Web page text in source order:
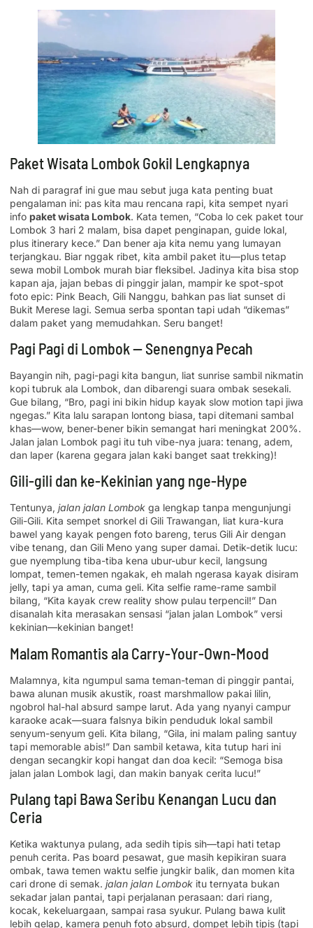
Paket Wisata Lombok Gokil Lengkapnya
Nah di paragraf ini gue mau sebut juga kata penting buat
pengalaman ini: pas kita mau rencana rapi, kita sempet nyari
info paket wisata Lombok. Kata temen, “Coba lo cek paket tour
Lombok 3 hari 2 malam, bisa dapet penginapan, guide lokal,
plus itinerary kece.” Dan bener aja kita nemu yang lumayan
terjangkau. Biar nggak ribet, kita ambil paket itu—plus tetap
sewa mobil Lombok murah biar fleksibel. Jadinya kita bisa stop
kapan aja, jajan bebas di pinggir jalan, mampir ke spot-spot
foto epic: Pink Beach, Gili Nanggu, bahkan pas liat sunset di
Bukit Merese lagi. Semua serba spontan tapi udah “dikemas”
dalam paket yang memudahkan. Seru banget!
Pagi Pagi di Lombok — Senengnya Pecah
Bayangin nih, pagi-pagi kita bangun, liat sunrise sambil nikmatin
kopi tubruk ala Lombok, dan dibarengi suara ombak sesekali.
Gue bilang, “Bro, pagi ini bikin hidup kayak slow motion tapi jiwa
ngegas.” Kita lalu sarapan lontong biasa, tapi ditemani sambal
khas—wow, bener-bener bikin semangat hari meningkat 200%.
Jalan jalan Lombok pagi itu tuh vibe-nya juara: tenang, adem,
dan laper (karena gegara jalan kaki banget saat trekking)!
Gili-gili dan ke-Kekinian yang nge-Hype
Tentunya, jalan jalan Lombok ga lengkap tanpa mengunjungi
Gili-Gili. Kita sempet snorkel di Gili Trawangan, liat kura-kura
bawel yang kayak pengen foto bareng, terus Gili Air dengan
vibe tenang, dan Gili Meno yang super damai. Detik-detik lucu:
gue nyemplung tiba-tiba kena ubur-ubur kecil, langsung
lompat, temen-temen ngakak, eh malah ngerasa kayak disiram
jelly, tapi ya aman, cuma geli. Kita selfie rame-rame sambil
bilang, “Kita kayak crew reality show pulau terpencil!” Dan
disanalah kita merasakan sensasi “jalan jalan Lombok” versi
kekinian—kekinian banget!
Malam Romantis ala Carry-Your-Own-Mood
Malamnya, kita ngumpul sama teman-teman di pinggir pantai,
bawa alunan musik akustik, roast marshmallow pakai lilin,
ngobrol hal-hal absurd sampe larut. Ada yang nyanyi campur
karaoke acak—suara falsnya bikin penduduk lokal sambil
senyum-senyum geli. Kita bilang, “Gila, ini malam paling santuy
tapi memorable abis!” Dan sambil ketawa, kita tutup hari ini
dengan secangkir kopi hangat dan doa kecil: “Semoga bisa
jalan jalan Lombok lagi, dan makin banyak cerita lucu!”
Pulang tapi Bawa Seribu Kenangan Lucu dan
Ceria
Ketika waktunya pulang, ada sedih tipis sih—tapi hati tetap
penuh cerita. Pas board pesawat, gue masih kepikiran suara
ombak, tawa temen waktu selfie jungkir balik, dan momen kita
cari drone di semak. jalan jalan Lombok itu ternyata bukan
sekadar jalan pantai, tapi perjalanan perasaan: dari riang,
kocak, kekeluargaan, sampai rasa syukur. Pulang bawa kulit
lebih gelap, kamera penuh foto absurd, dompet lebih tipis (tapi